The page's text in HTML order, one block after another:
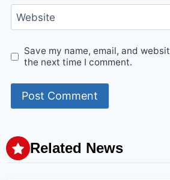
Website
Save my name, email, and
the next time I comment.
Related News